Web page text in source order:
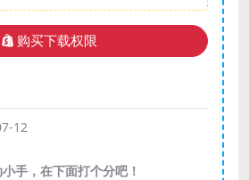
购买下载权限
12
手，在下面打个分吧！